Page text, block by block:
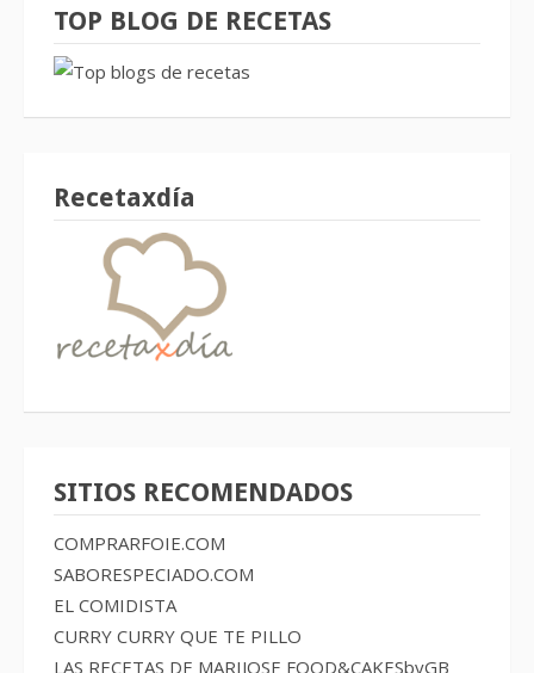
TOP BLOG DE RECETAS
Recetaxdía
SITIOS RECOMENDADOS
COMPRARFOIE.COM
SABORESPECIADO.COM
EL COMIDISTA
CURRY CURRY QUE TE PILLO
LAS RECETAS DE MARIJOSE FOOD&CAKESbyGB